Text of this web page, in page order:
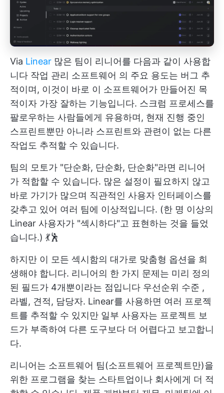
Via Linear 많은 팀이 리니어를 다음과 같이 사용합
니다 작업 관리 소프트웨어 의 주요 용도는 버그 추
적이며, 이것이 바로 이 소프트웨어가 만들어진 목
적이자 가장 잘하는 기능입니다. 스크럼 프로세스를
팔로우하는 사람들에게 유용하며, 현재 진행 중인
스프린트뿐만 아니라 스프린트와 관련이 없는 다른
작업도 추적할 수 있습니다.
팀의 모토가 "단순화, 단순화, 단순화"라면 리니어
가 적합할 수 있습니다. 많은 설정이 필요하지 않고
바로 가기가 많으며 직관적인 사용자 인터페이스를
갖추고 있어 여러 팀에 이상적입니다. (한 명 이상의
Linear 사용자가 "섹시하다"고 표현하는 것을 들었
습니다.) 💃🕺
하지만 이 모든 섹시함의 대가로 맞춤형 옵션을 희
생해야 합니다. 리니어의 한 가지 문제는 미리 정의
된 필드가 4개뿐이라는 점입니다 우선순위 수준 ,
라벨, 견적, 담당자. Linear를 사용하면 여러 프로젝
트를 추적할 수 있지만 일부 사용자는 프로젝트 보
드가 부족하여 다른 도구보다 더 어렵다고 보고합니
다.
리니어는 소프트웨어 팀(소프트웨어 프로젝트만)을
위한 프로그램을 찾는 스타트업이나 회사에게 더 적